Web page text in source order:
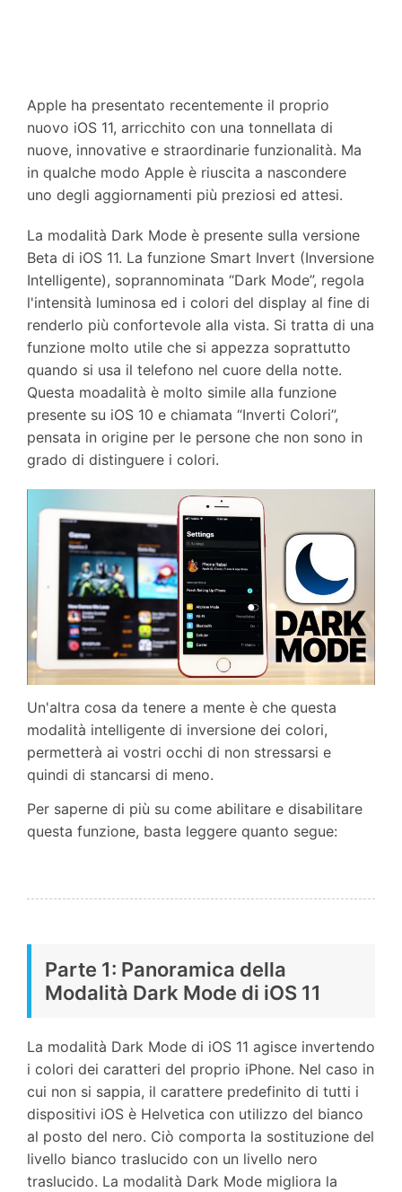
Apple ha presentato recentemente il proprio
nuovo iOS 11, arricchito con una tonnellata di
nuove, innovative e straordinarie funzionalità. Ma
in qualche modo Apple è riuscita a nascondere
uno degli aggiornamenti più preziosi ed attesi.
La modalità Dark Mode è presente sulla versione
Beta di iOS 11. La funzione Smart Invert (Inversione
Intelligente), soprannominata “Dark Mode”, regola
l'intensità luminosa ed i colori del display al fine di
renderlo più confortevole alla vista. Si tratta di una
funzione molto utile che si appezza soprattutto
quando si usa il telefono nel cuore della notte.
Questa moadalità è molto simile alla funzione
presente su iOS 10 e chiamata “Inverti Colori”,
pensata in origine per le persone che non sono in
grado di distinguere i colori.
Un'altra cosa da tenere a mente è che questa
modalità intelligente di inversione dei colori,
permetterà ai vostri occhi di non stressarsi e
quindi di stancarsi di meno.
Per saperne di più su come abilitare e disabilitare
questa funzione, basta leggere quanto segue:
Parte 1: Panoramica della
Modalità Dark Mode di iOS 11
La modalità Dark Mode di iOS 11 agisce invertendo
i colori dei caratteri del proprio iPhone. Nel caso in
cui non si sappia, il carattere predefinito di tutti i
dispositivi iOS è Helvetica con utilizzo del bianco
al posto del nero. Ciò comporta la sostituzione del
livello bianco traslucido con un livello nero
traslucido. La modalità Dark Mode migliora la